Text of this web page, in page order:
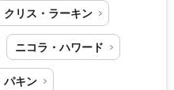
クリス・ラーキン
ニコラ・ハワード
パキン